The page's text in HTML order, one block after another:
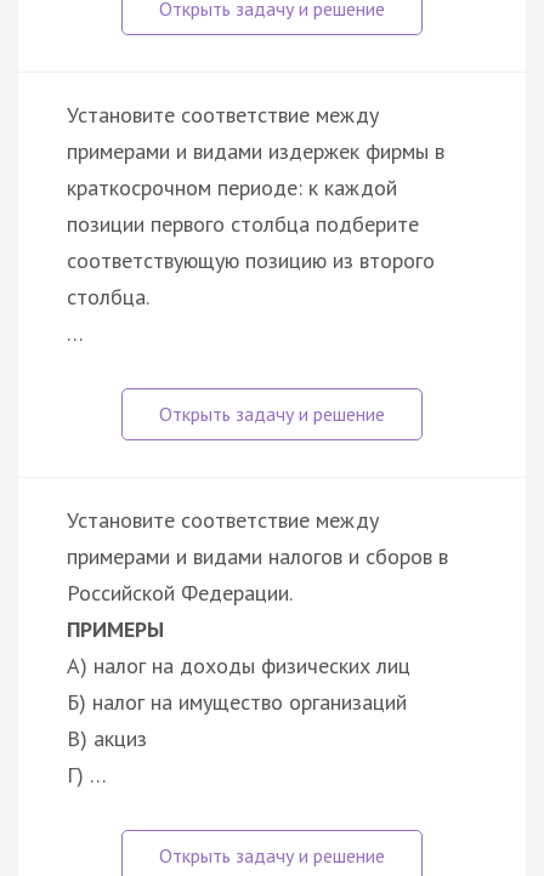
Установите соответствие между
примерами и видами издержек фирмы в
краткосрочном периоде: к каждой
позиции первого столбца подберите
соответствующую позицию из второго
столбца.
…
Установите соответствие между
примерами и видами налогов и сборов в
Российской Федерации.
ПРИМЕРЫ
А) налог на доходы физических лиц
Б) налог на имущество организаций
В) акциз
Г) …